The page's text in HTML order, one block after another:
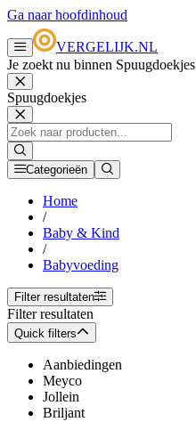
Ga naar hoofdinhoud
VERGELIJK.NL
Je zoekt nu binnen Spuugdoekjes
Spuugdoekjes
Categorieën
Home
/
Baby & Kind
/
Babyvoeding
Filter resultaten
Filter resultaten
Quick filters
Aanbiedingen
Meyco
Jollein
Briljant